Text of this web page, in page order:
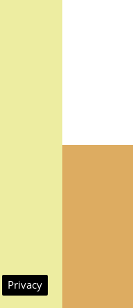
Privacy